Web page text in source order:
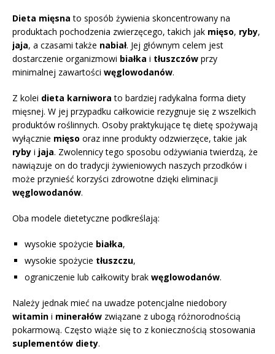
Dieta mięsna to sposób żywienia skoncentrowany na
produktach pochodzenia zwierzęcego, takich jak mięso, ryby,
jaja, a czasami także nabiał. Jej głównym celem jest
dostarczenie organizmowi białka i tłuszczów przy
minimalnej zawartości węglowodanów.
Z kolei dieta karniwora to bardziej radykalna forma diety
mięsnej. W jej przypadku całkowicie rezygnuje się z wszelkich
produktów roślinnych. Osoby praktykujące tę dietę spożywają
wyłącznie mięso oraz inne produkty odzwierzęce, takie jak
ryby i jaja. Zwolennicy tego sposobu odżywiania twierdzą, że
nawiązuje on do tradycji żywieniowych naszych przodków i
może przynieść korzyści zdrowotne dzięki eliminacji
węglowodanów.
Oba modele dietetyczne podkreślają:
wysokie spożycie białka,
wysokie spożycie tłuszczu,
ograniczenie lub całkowity brak węglowodanów.
Należy jednak mieć na uwadze potencjalne niedobory
witamin i minerałów związane z ubogą różnorodnością
pokarmową. Często wiąże się to z koniecznością stosowania
suplementów diety.